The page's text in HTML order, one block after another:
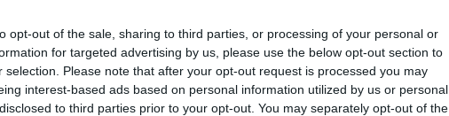
opt-out of the sale, sharing to third parties, or processing of your personal or
for targeted advertising by us, please use the below opt-out section to
selection. Please note that after your opt-out request is processed you may
interest-based ads based on personal information utilized by us or personal
to third parties prior to your opt-out. You may separately opt-out of the